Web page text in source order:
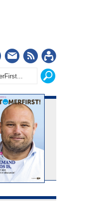
LinkedIn
Nieuwsbrief
RSS